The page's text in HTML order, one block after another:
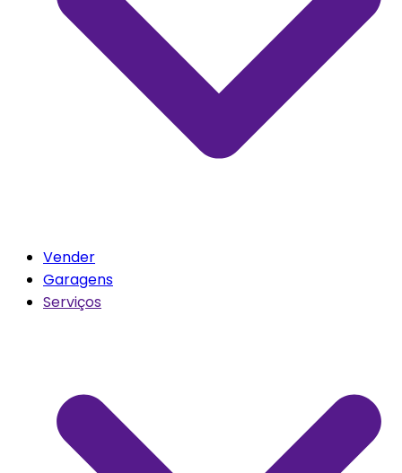
Vender
Garagens
Serviços